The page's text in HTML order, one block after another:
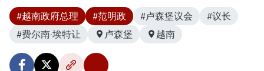
#越南政府总理 #范明政 #卢森堡议会
#议长
#费尔南·埃特让
卢森堡 越南